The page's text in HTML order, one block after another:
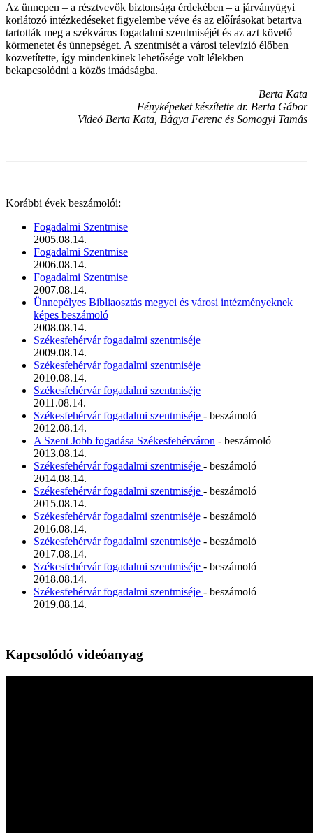
Az ünnepen – a résztvevők biztonsága érdekében – a járványügyi
korlátozó intézkedéseket figyelembe véve és az előírásokat betartva
tartották meg a székváros fogadalmi szentmiséjét és az azt követő
körmenetet és ünnepséget. A szentmisét a városi televízió élőben
közvetítette, így mindenkinek lehetősége volt lélekben
bekapcsolódni a közös imádságba.
Berta Kata
Fényképeket készítette dr. Berta Gábor
Videó Berta Kata, Bágya Ferenc és Somogyi Tamás
Korábbi évek beszámolói:
Fogadalmi Szentmise
2005.08.14.
Fogadalmi Szentmise
2006.08.14.
Fogadalmi Szentmise
2007.08.14.
Ünnepélyes Bibliaosztás megyei és városi intézményeknek
képes beszámoló
2008.08.14.
Székesfehérvár fogadalmi szentmiséje
2009.08.14.
Székesfehérvár fogadalmi szentmiséje
2010.08.14.
Székesfehérvár fogadalmi szentmiséje
2011.08.14.
Székesfehérvár fogadalmi szentmiséje - beszámoló
2012.08.14.
A Szent Jobb fogadása Székesfehérváron - beszámoló
2013.08.14.
Székesfehérvár fogadalmi szentmiséje - beszámoló
2014.08.14.
Székesfehérvár fogadalmi szentmiséje - beszámoló
2015.08.14.
Székesfehérvár fogadalmi szentmiséje - beszámoló
2016.08.14.
Székesfehérvár fogadalmi szentmiséje - beszámoló
2017.08.14.
Székesfehérvár fogadalmi szentmiséje - beszámoló
2018.08.14.
Székesfehérvár fogadalmi szentmiséje - beszámoló
2019.08.14.
Kapcsolódó videóanyag